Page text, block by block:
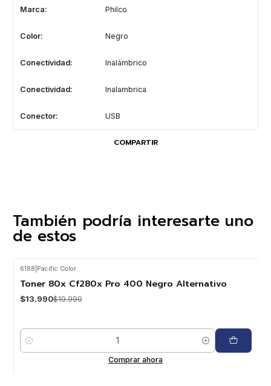
Marca: Philco
Color: Negro
Conectividad: Inalámbrico
Conectividad: Inalambrica
Conector: USB
COMPARTIR
También podría interesarte uno
de estos
6188 Pacific Color
Toner 80x Cf280x Pro 400 Negro Alternativo
$13.990$19.990
Cantidad
Comprar ahora